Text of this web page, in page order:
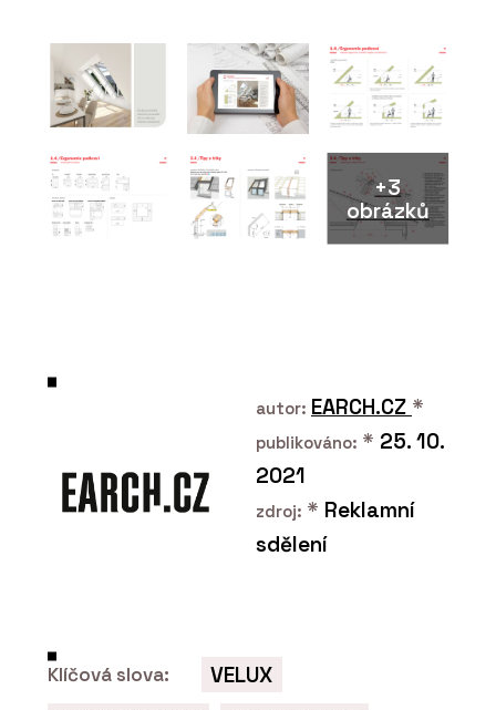
obkladů PINO - RAKO
ČLÁNKY
PRODUKTY
Série keramických dlaždic
+3
obrázků
autor: EARCH.CZ *
publikováno: * 25. 10.
2021
zdroj: * Reklamní
sdělení
Klíčová slova:
VELUX